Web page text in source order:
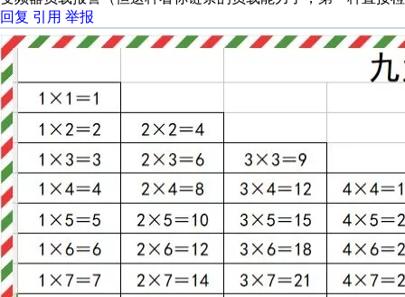
回复 引用 举报